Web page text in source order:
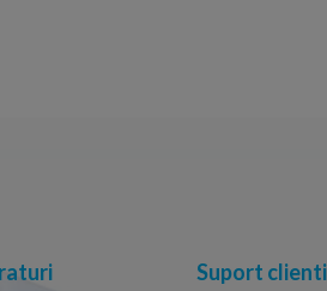
Suport clienti